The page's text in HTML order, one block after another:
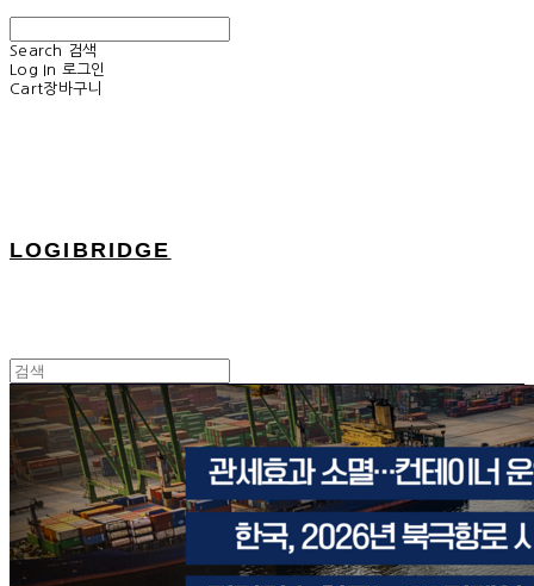
Search
검색
Log In 로그인
Cart장바구니
LOGIBRIDGE